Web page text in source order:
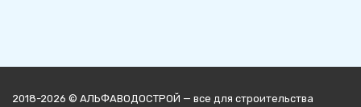
2018-2026 © АЛЬФАВОДОСТРОЙ — все для строительства